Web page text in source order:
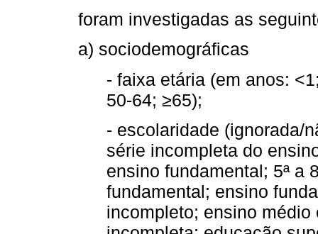
foram investigadas as
a) sociodemográficas
- faixa etária (em anos:
50-64; ≥65);
- escolaridade (ignorada/
série incompleta do
ensino fundamental; 5ª a
fundamental; ensino
incompleto; ensino